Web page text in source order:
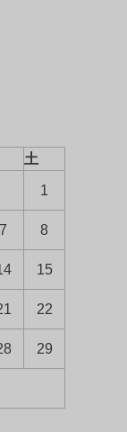
土
1
7 8
15
22
29